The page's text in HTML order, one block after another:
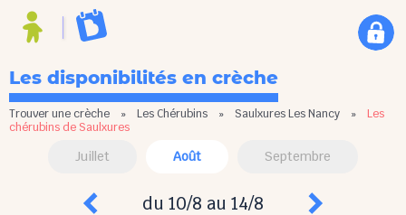
Les disponibilités en crèche
Trouver une crèche » Les Chérubins » Saulxures Les Nancy » Les
chérubins de Saulxures
Juillet Août Septembre
du 10/8 au 14/8